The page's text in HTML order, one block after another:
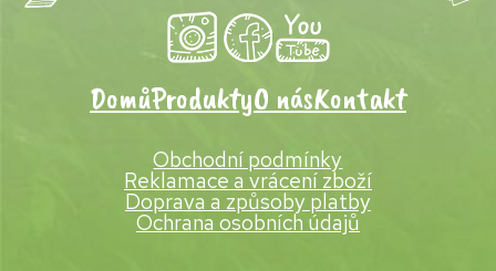
DomůProduktyO násKontakt
Obchodní podmínky
Reklamace a vrácení zboží
Doprava a způsoby platby
Ochrana osobních údajů